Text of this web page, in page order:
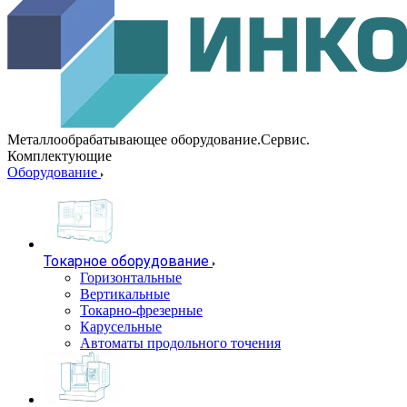
Металлообрабатывающее оборудование.Сервис.
Комплектующие
Оборудование
Токарное оборудование
Горизонтальные
Вертикальные
Токарно-фрезерные
Карусельные
Автоматы продольного точения